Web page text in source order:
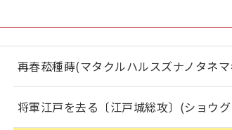
再春菘種蒔(マタクルハルスズナノタネ
将軍江戸を去る〔江戸城総攻〕(ショウ